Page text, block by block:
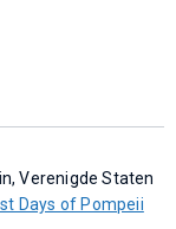
Verenigde Staten
Days of Pompeii